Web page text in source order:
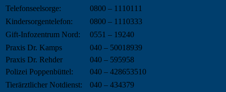
Telefonseelsorge:
0800 – 1110111
Kindersorgentelefon:
0800 – 1110333
Gift-Infozentrum Nord:
0551 – 19240
Praxis Dr. Kamps
040 – 50018939
Praxis Dr. Rehder
040 – 595958
Polizei Poppenbüttel:
040 – 428653510
Tierärztlicher Notdienst:
040 – 434379